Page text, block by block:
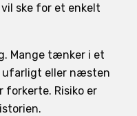
ske for et enkelt
Mange tænker i et
ufarligt eller næsten
forkerte. Risiko er